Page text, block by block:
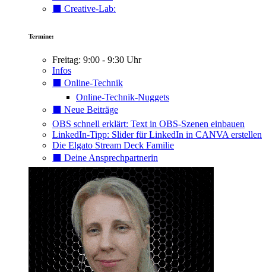
⬛️ Creative-Lab:
Termine:
Freitag: 9:00 - 9:30 Uhr
Infos
⬛️ Online-Technik
Online-Technik-Nuggets
⬛️ Neue Beiträge
OBS schnell erklärt: Text in OBS-Szenen einbauen
LinkedIn-Tipp: Slider für LinkedIn in CANVA erstellen
Die Elgato Stream Deck Familie
⬛️ Deine Ansprechpartnerin